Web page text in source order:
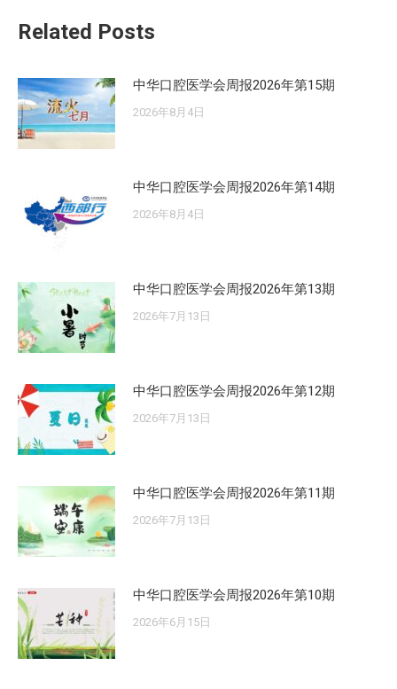
Related Posts
中华口腔医学会周报2026年第15期
2026年8月4日
中华口腔医学会周报2026年第14期
2026年8月4日
中华口腔医学会周报2026年第13期
2026年7月13日
中华口腔医学会周报2026年第12期
2026年7月13日
中华口腔医学会周报2026年第11期
2026年7月13日
中华口腔医学会周报2026年第10期
2026年6月15日